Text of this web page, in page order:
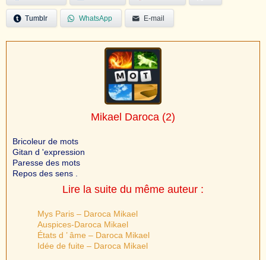
Tumblr WhatsApp E-mail
Mikael Daroca (2)
Bricoleur de mots
Gitan d 'expression
Paresse des mots
Repos des sens .
Lire la suite du même auteur :
Mys Paris – Daroca Mikael
Auspices-Daroca Mikael
États d ’ âme – Daroca Mikael
Idée de fuite – Daroca Mikael